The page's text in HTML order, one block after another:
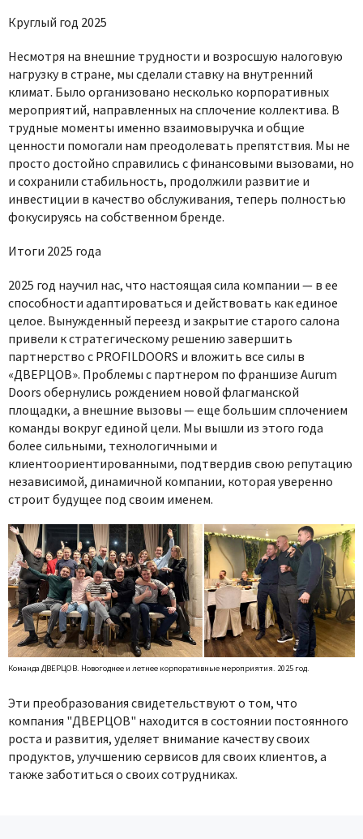
Круглый год 2025
Несмотря на внешние трудности и возросшую налоговую
нагрузку в стране, мы сделали ставку на внутренний
климат. Было организовано несколько корпоративных
мероприятий, направленных на сплочение коллектива. В
трудные моменты именно взаимовыручка и общие
ценности помогали нам преодолевать препятствия. Мы не
просто достойно справились с финансовыми вызовами, но
и сохранили стабильность, продолжили развитие и
инвестиции в качество обслуживания, теперь полностью
фокусируясь на собственном бренде.
Итоги 2025 года
2025 год научил нас, что настоящая сила компании — в ее
способности адаптироваться и действовать как единое
целое. Вынужденный переезд и закрытие старого салона
привели к стратегическому решению завершить
партнерство с PROFILDOORS и вложить все силы в
«ДВЕРЦОВ». Проблемы с партнером по франшизе Aurum
Doors обернулись рождением новой флагманской
площадки, а внешние вызовы — еще большим сплочением
команды вокруг единой цели. Мы вышли из этого года
более сильными, технологичными и
клиентоориентированными, подтвердив свою репутацию
независимой, динамичной компании, которая уверенно
строит будущее под своим именем.
Команда ДВЕРЦОВ. Новогоднее и летнее корпоративные мероприятия. 2025 год.
Эти преобразования свидетельствуют о том, что
компания "ДВЕРЦОВ" находится в состоянии постоянного
роста и развития, уделяет внимание качеству своих
продуктов, улучшению сервисов для своих клиентов, а
также заботиться о своих сотрудниках.